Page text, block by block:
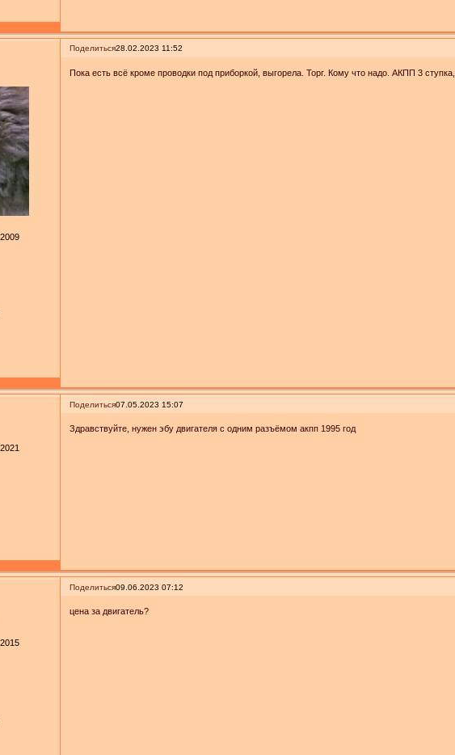
Поделиться28.02.2023 11:52
Пока есть всё кроме проводки под приборкой, выгорела. Торг. Кому что надо. АКПП 3
Поделиться07.05.2023 15:07
Здравствуйте, нужен эбу двигателя с одним разъёмом акпп 1995 год
Поделиться09.06.2023 07:12
цена за двигатель?